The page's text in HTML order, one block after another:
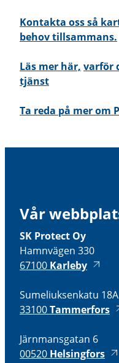
Kontakta oss så
behov tillsammans.
Läs mer här, varför
tjänst
Ta reda på mer om
Vår
SK Protect Oy
Hamnvägen 330
67100 Karleby
Sumeliuksenkatu 18A
33100Tammerfors
Järnmansgatan 6
00520 Helsingfors